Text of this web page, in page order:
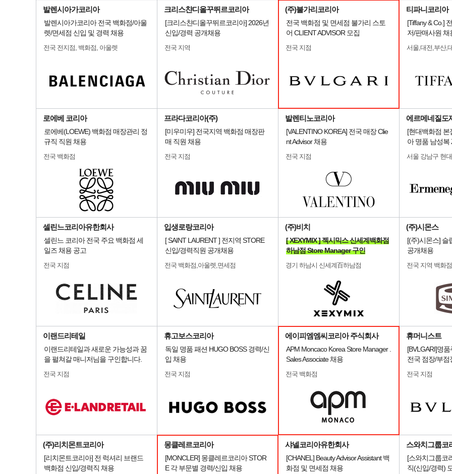
발렌시아가코리아
발렌시아가코리아 전국 백화점/아울
렛/면세점 신입 및 경력 채용
전국 전지점, 백화점, 아울렛
크리스챤디올꾸뛰르코리아
[크리스챤디올꾸뛰르코리아] 2026년
신입/경력 공개채용
전국 지역
(주)불가리코리아
전국 백화점 및 면세점 불가리 스토
어 CLIENT ADVISOR 모집
전국 지점
티파니코리아
[Tiffany & Co.]
저/판매사원 채
서울,대전,부산,
로에베 코리아
로에베(LOEWE) 백화점 매장관리 정
규직 직원 채용
전국 백화점
프라다코리아(주)
[미우미우] 전국지역 백화점 매장판
매 직원 채용
전국 지점
발렌티노코리아
[VALENTINO KOREA] 전국 매장 Clie
nt Advisor 채용
전국 지점
에르메네질도
[현대백화점 본
아 명품 남성복
서울 강남구 현
셀린느코리아유한회사
셀린느 코리아 전국 주요 백화점 세
일즈 채용 공고
전국 지점
입생로랑코리아
[ SAINT LAURENT ] 전지역 STORE
신입/경력직원 공개채용
전국 백화점,아울렛,면세점
(주)비치
[ XEXYMIX ] 젝시믹스 신세계백화점
하남점 Store Manager 구인
경기 하남시 신세계百하남점
(주)시몬스
[(주)시몬스] 슬
공개채용
전국 지역 백화점
이랜드리테일
이랜드리테일과 새로운 가능성과 꿈
을 펼쳐갈 매니저님을 구인합니다.
전국 지점
휴고보스코리아
독일 명품 패션 HUGO BOSS 경력/신
입 채용
전국 지점
에이피엠엠씨코리아 주식회사
APM Moncaco Korea Store Manager .
Sales Associate 채용
전국 백화점
휴머니스트
[BVLGARI]명
전국 점장/부점
전국 지점
(주)리치몬트코리아
[리치몬트코리아] 전 럭셔리 브랜드
백화점 신입/경력직 채용
몽클레르코리아
[MONCLER] 몽클레르코리아 STOR
E 각 부문별 경력/신입 채용
샤넬코리아유한회사
[CHANEL] Beauty Advisor Assistant 백
화점 및 면세점 채용
스와치그룹코
[스와치그룹코
직(신입/경력)